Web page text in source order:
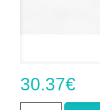
30.37€